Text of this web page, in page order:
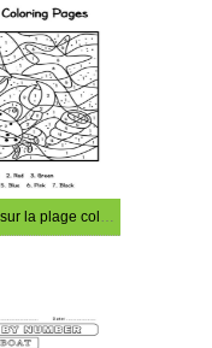
Bon crabe sur la plage coloration magique